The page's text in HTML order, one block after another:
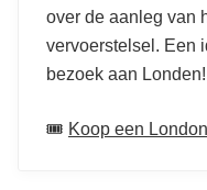
over de aanleg van
vervoerstelsel. Een
bezoek aan Londen!
🎟️ Koop een